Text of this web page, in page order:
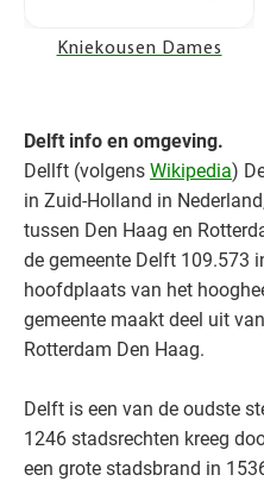
Kniekousen Dames
Delft info en omgeving.
Dellft (volgens Wikipedia)
in Zuid-Holland in
tussen Den Haag en
de gemeente Delft 109.573
hoofdplaats van het
gemeente maakt deel uit
Rotterdam Den Haag.
Delft is een van de oudste
1246 stadsrechten kreeg
een grote stadsbrand in